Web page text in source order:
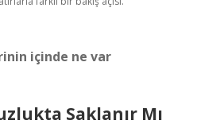
içinde ne var
Saklanır Mı